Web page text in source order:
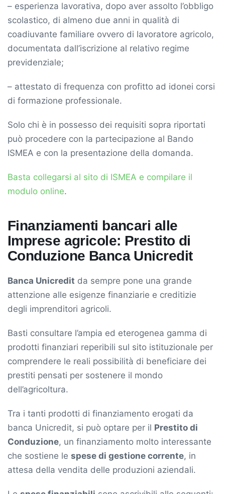
– esperienza lavorativa, dopo aver assolto l’obbligo
scolastico, di almeno due anni in qualità di
coadiuvante familiare ovvero di lavoratore agricolo,
documentata dall’iscrizione al relativo regime
previdenziale;
– attestato di frequenza con profitto ad idonei corsi
di formazione professionale.
Solo chi è in possesso dei requisiti sopra riportati
può procedere con la partecipazione al Bando
ISMEA e con la presentazione della domanda.
Basta collegarsi al sito di ISMEA e compilare il
modulo online.
Finanziamenti bancari alle
Imprese agricole: Prestito di
Conduzione Banca Unicredit
Banca Unicredit da sempre pone una grande
attenzione alle esigenze finanziarie e creditizie
degli imprenditori agricoli.
Basti consultare l’ampia ed eterogenea gamma di
prodotti finanziari reperibili sul sito istituzionale per
comprendere le reali possibilità di beneficiare dei
prestiti pensati per sostenere il mondo
dell’agricoltura.
Tra i tanti prodotti di finanziamento erogati da
banca Unicredit, si può optare per il Prestito di
Conduzione, un finanziamento molto interessante
che sostiene le spese di gestione corrente, in
attesa della vendita delle produzioni aziendali.